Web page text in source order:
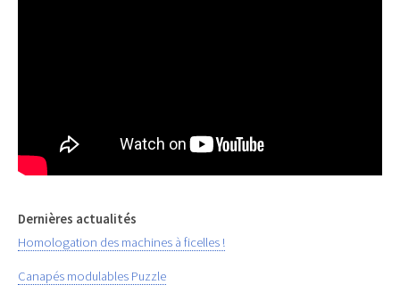
Dernières actualités
Homologation des machines à ficelles !
Canapés modulables Puzzle